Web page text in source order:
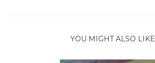
YOU MIGHT ALSO LIKE